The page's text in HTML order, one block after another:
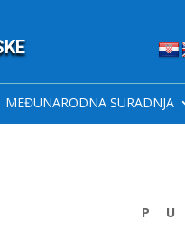
MEĐUNARODNA SURADNJA
P U